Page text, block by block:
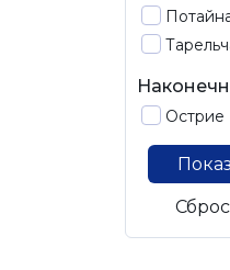
Острие